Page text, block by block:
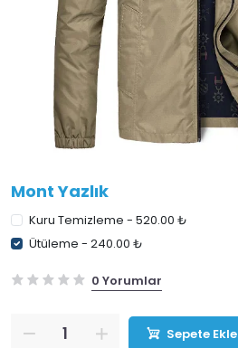
Mont Yazlık
Kuru Temizleme - 520.00 ₺
Ütüleme - 240.00 ₺
0 Yorumlar
Sepete Ekle